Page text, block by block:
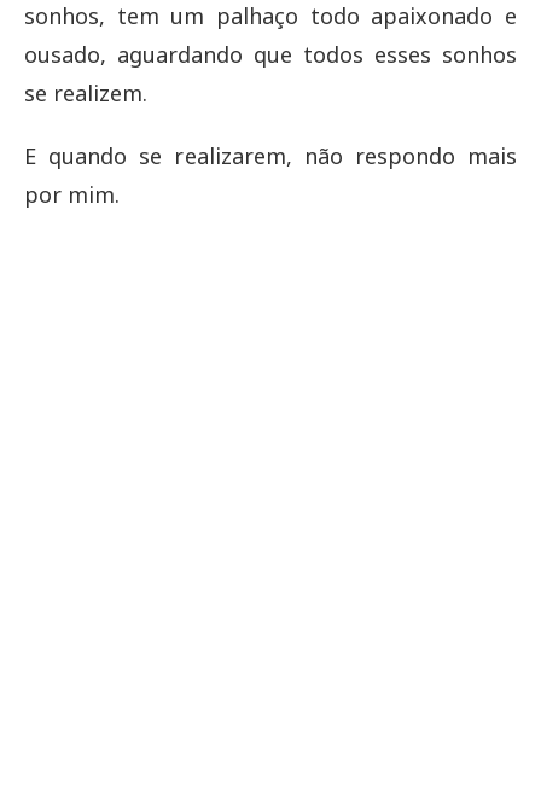
sonhos, tem um palhaço todo apaixonado e
ousado, aguardando que todos esses sonhos
se realizem.
E quando se realizarem, não respondo mais
por mim.